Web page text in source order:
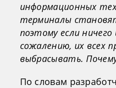
информационных
терминалы
поэтому если
сожалению, их всех
выбрасывать.
По словам